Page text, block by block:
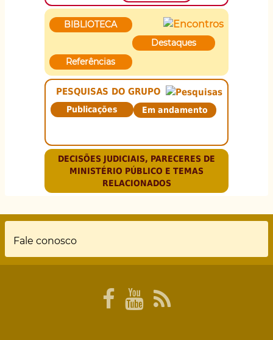
BIBLIOTECA
Destaques
Referências
PESQUISAS DO GRUPO
Publicações Em andamento
DECISÕES JUDICIAIS, PARECERES DE
MINISTÉRIO PÚBLICO E TEMAS
RELACIONADOS
Rodapé
Fale conosco